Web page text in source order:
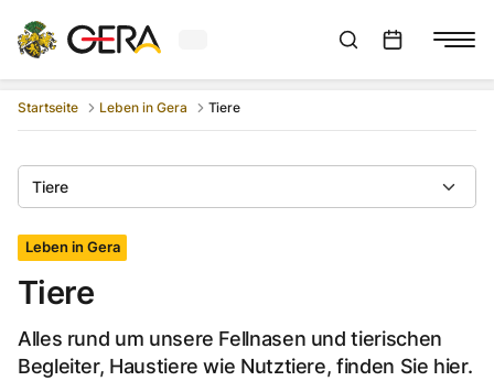
Aktuelles Wetter in GeraSuchleiste anzeigen
Startseite Leben in Gera Tiere
Tiere
Leben in Gera
Tiere
Alles rund um unsere Fellnasen und tierischen
Begleiter, Haustiere wie Nutztiere, finden Sie hier.